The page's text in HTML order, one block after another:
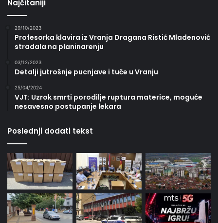
Najčitaniji
29/10/2023
Profesorka klavira iz Vranja Dragana Ristić Mladenović
stradala na planinarenju
03/12/2023
Detalji jutrošnje pucnjave i tuče u Vranju
25/04/2024
VJT: Uzrok smrti porodilje ruptura materice, moguće
nesavesno postupanje lekara
Poslednji dodati tekst